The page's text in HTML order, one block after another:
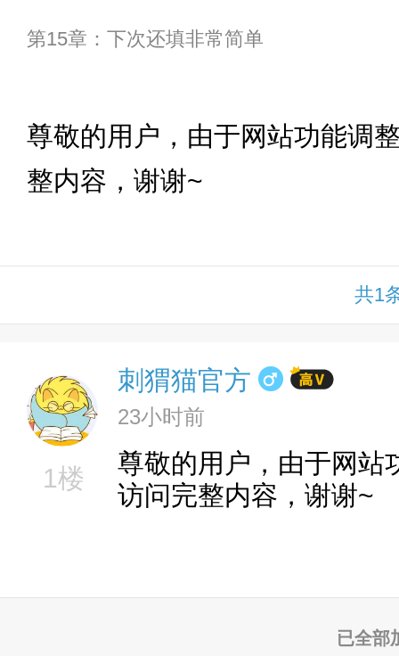
第15章：下次还填非常简单
尊敬的用户，由于网站功能调
整内容，谢谢~
共1
1楼
刺猬猫官方
23小时前
尊敬的用户，由于网站
访问完整内容，谢谢~
已全部